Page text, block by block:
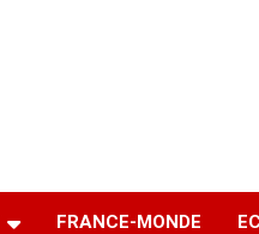
FRANCE-MONDE